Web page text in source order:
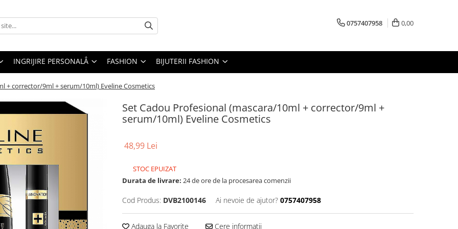
0757407958 0,00
INGRIJIRE PERSONALẲ FASHION BIJUTERII FASHION
+ corrector/9ml + serum/10ml) Eveline Cosmetics
Set Cadou Profesional (mascara/10ml + corrector/9ml +
serum/10ml) Eveline Cosmetics
48,99 Lei
STOC EPUIZAT
Durata de livrare: 24 de ore de la procesarea comenzii
Cod Produs: DVB2100146 Ai nevoie de ajutor? 0757407958
Adauga la Favorite Cere informatii